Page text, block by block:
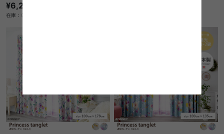
¥6,220
在庫：〇